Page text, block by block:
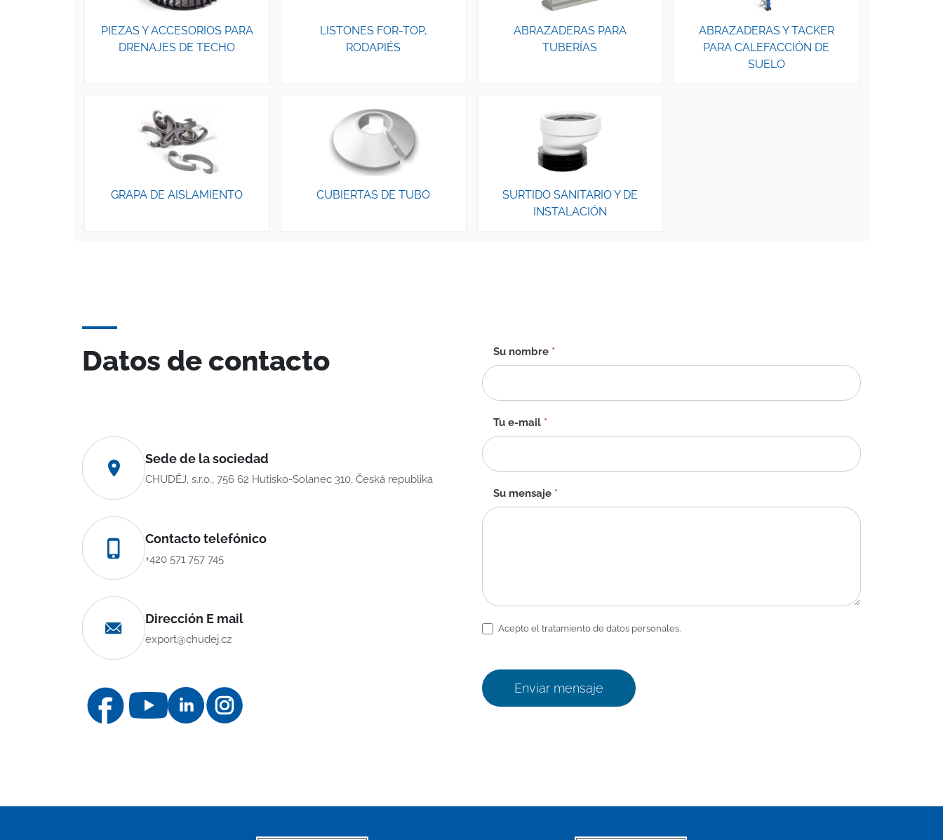
PIEZAS Y ACCESORIOS PARA
DRENAJES DE TECHO
LISTONES FOR-TOP,
RODAPIÉS
ABRAZADERAS PARA
TUBERÍAS
ABRAZADERAS Y TACKER
PARA CALEFACCIÓN DE
SUELO
GRAPA DE AISLAMIENTO CUBIERTAS DE TUBO
SURTIDO SANITARIO Y DE
INSTALACIÓN
Datos de contacto
Sede de la sociedad
CHUDĚJ, s.r.o., 756 62 Hutisko-Solanec 310, Česká republika
Contacto telefónico
+420 571 757 745
Dirección E mail
export@chudej.cz
Formulario
de
contacto
-
Su nombre *
Tu e-mail *
Su mensaje *
Acepto el tratamiento de datos personales.
Enviar mensaje